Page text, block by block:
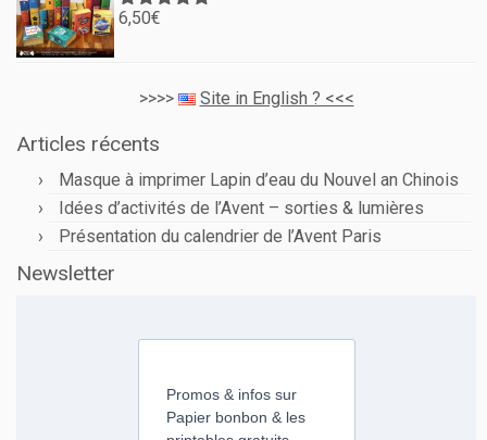
Note
6,50€
>>>> Site in English ? <<<
Articles récents
Masque à imprimer Lapin d’eau du Nouvel an Chinois
Idées d’activités de l’Avent – sorties & lumières
Présentation du calendrier de l’Avent Paris
Newsletter